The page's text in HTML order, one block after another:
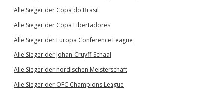
Alle Sieger der Copa do Brasil
Alle Sieger der Copa Libertadores
Alle Sieger der Europa Conference League
Alle Sieger der Johan-Cruyff-Schaal
Alle Sieger der nordischen Meisterschaft
Alle Sieger der OFC Champions League